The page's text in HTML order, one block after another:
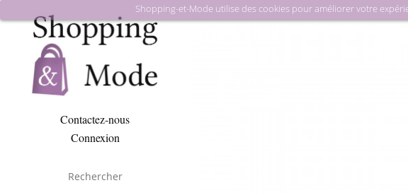
Contactez-nous
Connexion
Shopping-et-Mode utilise des cookies pour améliorer votre